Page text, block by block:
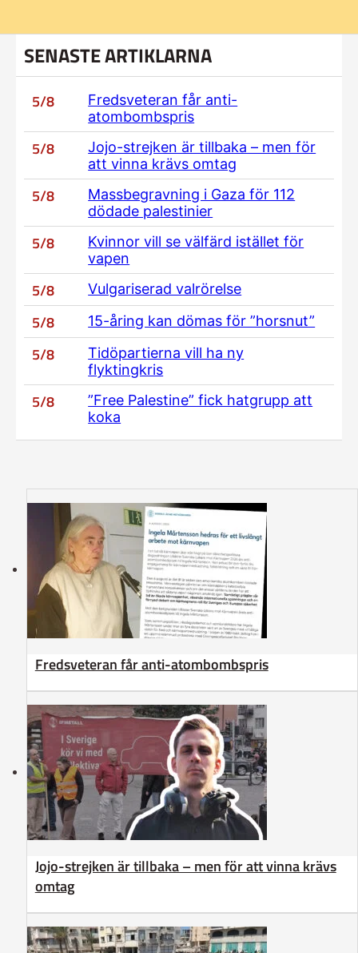
SENASTE ARTIKLARNA
5/8
Fredsveteran får anti-
atombombspris
5/8
Jojo-strejken är tillbaka – men för
att vinna krävs omtag
5/8
Massbegravning i Gaza för 112
dödade palestinier
5/8
Kvinnor vill se välfärd istället för
vapen
5/8 Vulgariserad valrörelse
5/8 15-åring kan dömas för ”horsnut”
5/8
Tidöpartierna vill ha ny
flyktingkris
5/8
”Free Palestine” fick hatgrupp att
koka
Fredsveteran får anti-atombombspris
Jojo-strejken är tillbaka – men för att vinna krävs
omtag